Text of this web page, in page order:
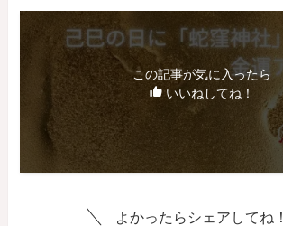
この記事が気に入ったら
いいねしてね！
よかったらシェアしてね！